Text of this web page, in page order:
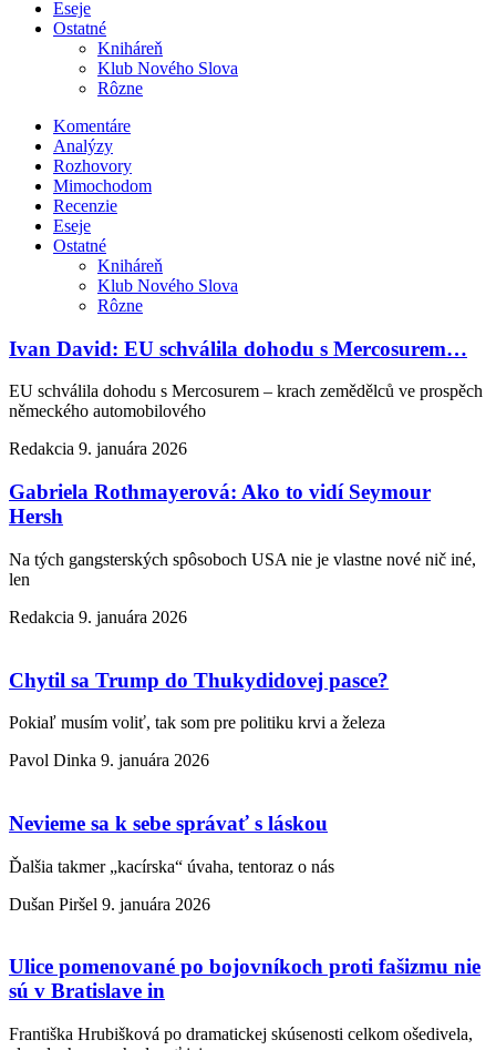
Eseje
Ostatné
Kniháreň
Klub Nového Slova
Rôzne
Komentáre
Analýzy
Rozhovory
Mimochodom
Recenzie
Eseje
Ostatné
Kniháreň
Klub Nového Slova
Rôzne
Ivan David: EU schválila dohodu s Mercosurem…
EU schválila dohodu s Mercosurem – krach zemědělců ve prospěch
německého automobilového
Redakcia 9. januára 2026
Gabriela Rothmayerová: Ako to vidí Seymour
Hersh
Na tých gangsterských spôsoboch USA nie je vlastne nové nič iné,
len
Redakcia 9. januára 2026
Chytil sa Trump do Thukydidovej pasce?
Pokiaľ musím voliť, tak som pre politiku krvi a železa
Pavol Dinka 9. januára 2026
Nevieme sa k sebe správať s láskou
Ďalšia takmer „kacírska“ úvaha, tentoraz o nás
Dušan Piršel 9. januára 2026
Ulice pomenované po bojovníkoch proti fašizmu nie
sú v Bratislave in
Františka Hrubišková po dramatickej skúsenosti celkom ošedivela,